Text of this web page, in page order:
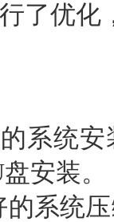
优化
统安
安装。
统压